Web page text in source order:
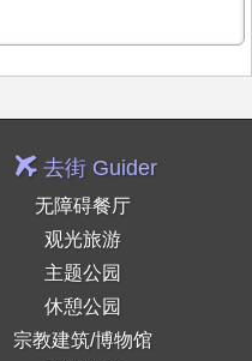
去街 Guider
无障碍餐厅
观光旅游
主题公园
休憩公园
宗教建筑/博物馆